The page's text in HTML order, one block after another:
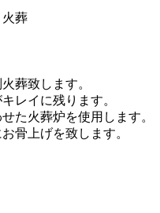
葬致します。
レイに残ります。
た火葬炉を使用します。
骨上げを致します。